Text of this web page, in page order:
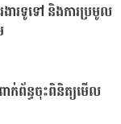
ងារទូទៅ និងការប្រមូល
ក់ព័ន្ធចុះពិនិត្យមើល